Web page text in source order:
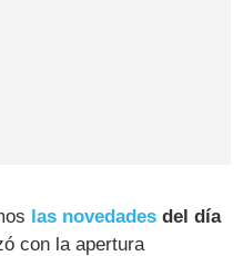
las novedades del día
con la apertura